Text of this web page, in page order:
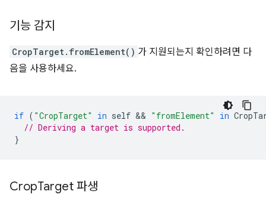
기능 감지
CropTarget.fromElement() 가 지원되는지 확인하려면 다
음을 사용하세요.
if ( "CropTarget" in self && "fromElement" in
// Deriving a target is supported.
}
CropTarget 파생